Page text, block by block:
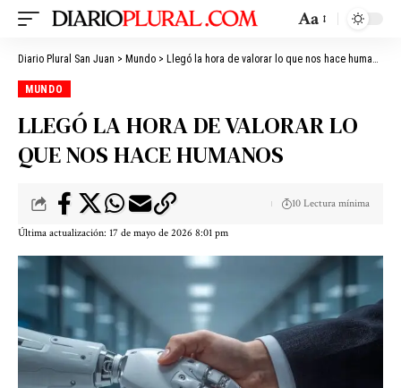
Aa
Diario Plural San Juan > Mundo > Llegó la hora de valorar lo que nos hace humanos
MUNDO
LLEGÓ LA HORA DE VALORAR LO
QUE NOS HACE HUMANOS
Última actualización: 17 de mayo de 2026 8:01 pm
10 Lectura mínima